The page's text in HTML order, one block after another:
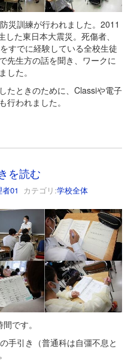
災訓練が行われました。2011
た東日本大震災。死傷者、
すでに経験している全校生徒
先生方の話を聞き、ワークに
た。
たときのために、Classiや電子
行われました。
を読む
01 カテゴリ:学校全体
です。
手引き（普通科は自彊不息と